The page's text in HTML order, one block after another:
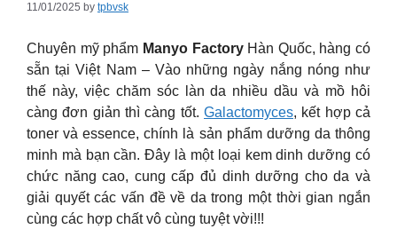
11/01/2025 by tpbvsk
Chuyên mỹ phẩm Manyo FactoryHàn Quốc, hàng có
sẵn tại Việt Nam – Vào những ngày nắng nóng như
thế này, việc chăm sóc làn da nhiều dầu và mồ hôi
càng đơn giản thì càng tốt. Galactomyces, kết hợp cả
toner và essence, chính là sản phẩm dưỡng da thông
minh mà bạn cần. Đây là một loại kem dinh dưỡng có
chức năng cao, cung cấp đủ dinh dưỡng cho da và
giải quyết các vấn đề về da trong một thời gian ngắn
cùng các hợp chất vô cùng tuyệt vời!!!